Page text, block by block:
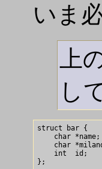
いま
上
し
struct bar {
    char *name;
char
    int  id;
};